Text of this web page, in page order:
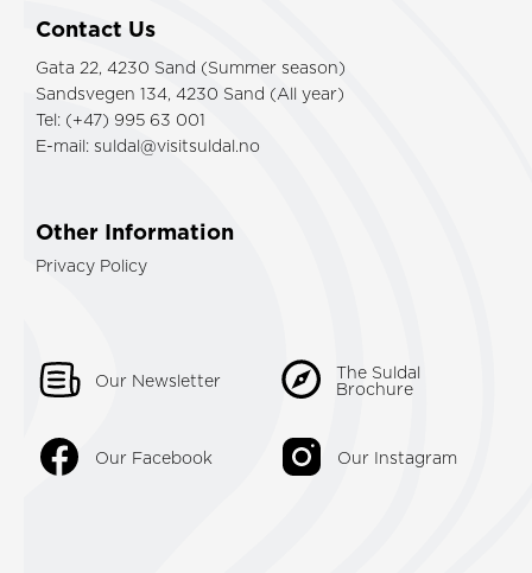
Contact Us
Gata 22, 4230 Sand (Summer season)
Sandsvegen 134, 4230 Sand (All year)
Tel: (+47) 995 63 001
E-mail: suldal@visitsuldal.no
Other Information
Privacy Policy
Our Newsletter
The Suldal
Brochure
Our Facebook Our Instagram